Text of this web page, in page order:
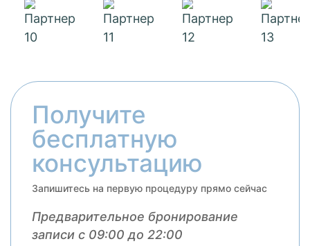
Получите
бесплатную
консультацию
Запишитесь на первую процедуру прямо сейчас
Предварительное бронирование
записи с 09:00 до 22:00